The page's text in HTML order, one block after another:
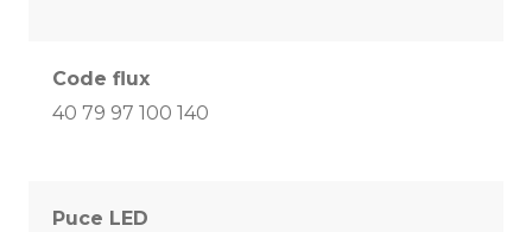
Code flux
40 79 97 100 140
Puce LED